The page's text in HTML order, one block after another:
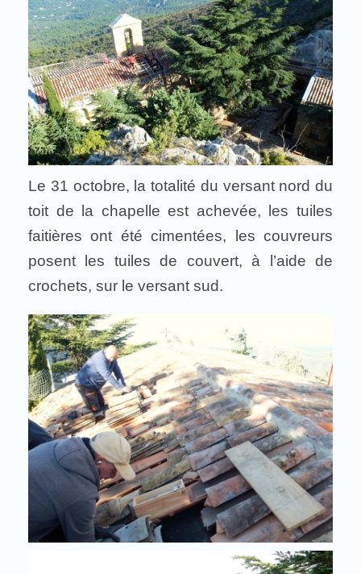
Le 31 octobre, la totalité du versant nord du
toit de la chapelle est achevée, les tuiles
faitières ont été cimentées, les couvreurs
posent les tuiles de couvert, à l’aide de
crochets, sur le versant sud.